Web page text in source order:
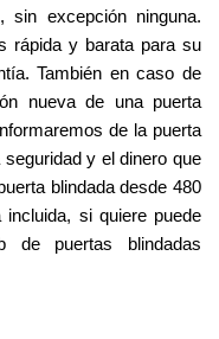
excepción ninguna.
rápida y barata para su
También en caso de
nueva de una puerta
de la puerta
y el dinero que
blindada desde 480
si quiere puede
de puertas blindadas